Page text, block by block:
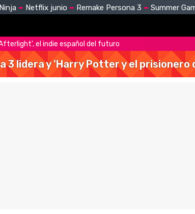
Netflix junio Remake Persona 3 Summer
el indie español del futuro
3 lidera y 'Harry Potter y el prisionero